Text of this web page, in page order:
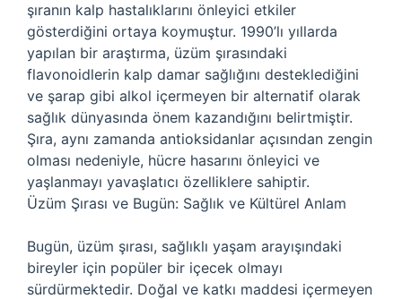
şıranın kalp hastalıklarını önleyici etkiler
gösterdiğini ortaya koymuştur. 1990’lı yıllarda
yapılan bir araştırma, üzüm şırasındaki
flavonoidlerin kalp damar sağlığını desteklediğini
ve şarap gibi alkol içermeyen bir alternatif olarak
sağlık dünyasında önem kazandığını belirtmiştir.
Şıra, aynı zamanda antioksidanlar açısından zengin
olması nedeniyle, hücre hasarını önleyici ve
yaşlanmayı yavaşlatıcı özelliklere sahiptir.
Üzüm Şırası ve Bugün: Sağlık ve Kültürel Anlam
Bugün, üzüm şırası, sağlıklı yaşam arayışındaki
bireyler için popüler bir içecek olmayı
sürdürmektedir. Doğal ve katkı maddesi içermeyen